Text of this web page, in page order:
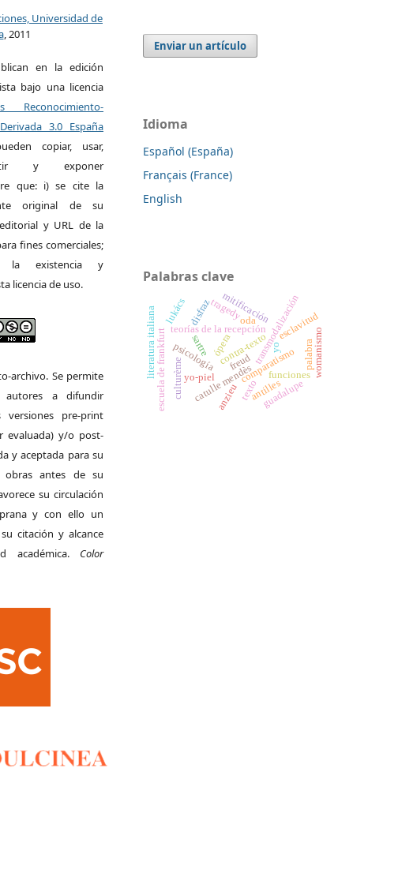
Universidad de
, 2011
en la edición
bajo una licencia
Reconocimiento-
3.0 España
copiar, usar,
y exponer
que: i) se cite la
original de su
y URL de la
fines comerciales;
la existencia y
licencia de uso.
archivo. Se permite
a difundir
versiones pre-print
evaluada) y/o post-
y aceptada para su
obras antes de su
su circulación
y con ello un
citación y alcance
académica. Color
Enviar un artículo
Idioma
Español (España)
Français (France)
English
Palabras clave
catulle mendèscomparatismo
transmodalización
contra-texto
teorías de la recepción
texto
psicología
mitificación
yo-piel
anzieu
freud
yo
esclavitud
ópera
oda
escuela de frankfurt funciones
disfraz
antilles
culturème
lukács
sartre
literatura italiana womanismo
guadalupe
tragedy
palabra